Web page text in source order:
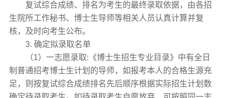
复试综合成绩、排名为考生的最终录取依据，由各招
生院所工作秘书、博士生导师等相关人员认真计算并复
核，及时向考生公布。
3. 确定拟录取名单
（1）一志愿录取:《博士生招生专业目录》中有全日
制普通招考博士生计划的导师，如报考本人的合格生源充
足，则按复试综合成绩排名先后顺序根据实际招生计划数